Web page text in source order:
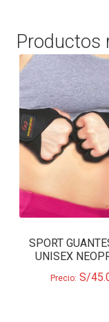
Productos
SPORT
UNISEX
Precio: S/